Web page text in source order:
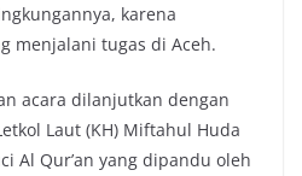
karena
menjalani tugas di Aceh.
acara dilanjutkan dengan
Laut (KH) Miftahul Huda
Al Qur’an yang dipandu oleh